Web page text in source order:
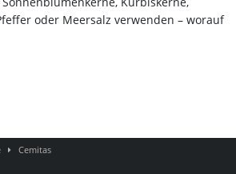
oder Meersalz verwenden – worauf
Cemitas